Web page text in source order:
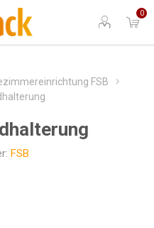
0
FSB
FSB